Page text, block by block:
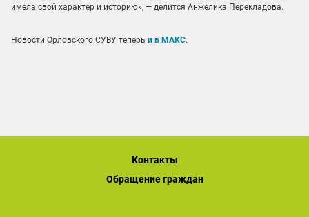
имела свой характер и историю», — делится Анжелика Перекладова.
Новости Орловского СУВУ теперь и в МАКС.
Контакты
Обращение граждан